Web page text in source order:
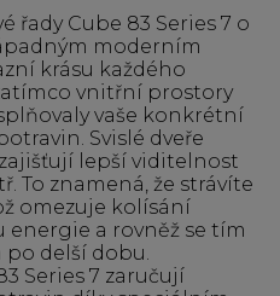
řady Cube 83 Series 7 o
moderním
krásu každého
vnitřní prostory
vaše konkrétní
Svislé dveře
lepší viditelnost
To znamená, že strávíte
omezuje kolísání
a rovněž se tím
po delší dobu.
Series 7 zaručují